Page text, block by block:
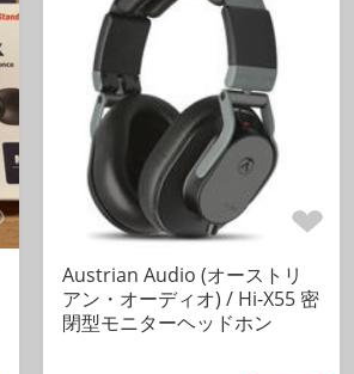
Austrian Audio (オーストリ
アン・オーディオ) / Hi-X55 密
閉型モニターヘッドホン